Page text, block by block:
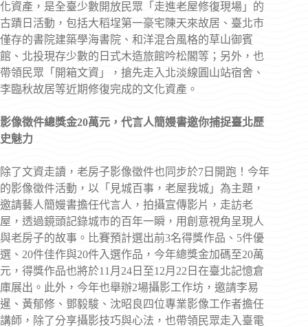
化資產，是全臺少數開放民眾「走進老屋修復現場」的
古蹟日活動，包括大稻埕第一豪宅陳天來故居、臺北市
僅存的書院建築學海書院、和洋混合風格的草山御賓
館、北投現存少數的日式木造旅館吟松閣等；另外，也
帶領民眾「開箱文資」，搶先走入北淡線圓山站宿舍、
李臨秋故居等近期修復完成的文化資產。
影像徵件總獎金20萬元，代言人簡嫚書邀你捕捉臺北歷
史魅力
除了文資走讀，老房子影像徵件也同步於7日開跑！今年
的影像徵件活動，以「見城百事，老屋我城」為主題，
邀請藝人簡嫚書擔任代言人，拍攝宣傳影片，走訪老
屋，透過鏡頭記錄城市的百年一瞬，用創意視角呈現人
與老房子的故事。比賽預計選出前3名得獎作品、5件優
選、20件佳作與20件入選作品，今年總獎金加碼至20萬
元，得獎作品也將於11月24日至12月22日在臺北記憶倉
庫展出。此外，今年也舉辦2場攝影工作坊，邀請李易
暹、黃郁修、鄧毅駿、沈昭良四位專業影像工作者擔任
講師，除了分享攝影技巧與心法，也帶領民眾走入臺電